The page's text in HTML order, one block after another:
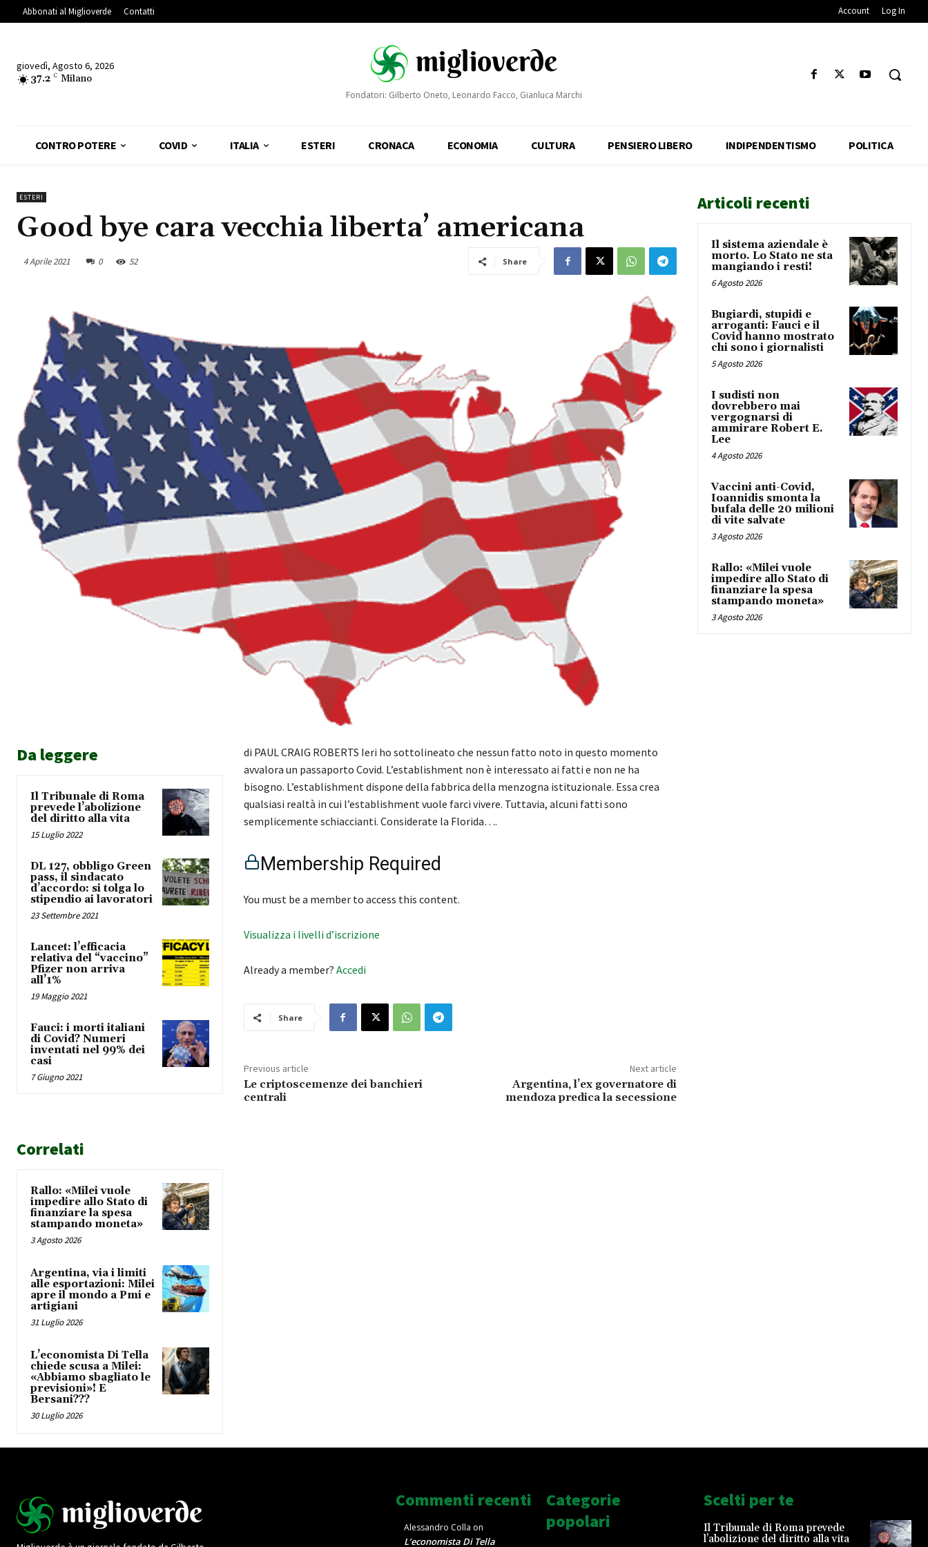
Abbonati al Miglioverde Contatti Account Log In
giovedì, Agosto 6, 2026
37.2 C Milano
Fondatori: Gilberto Oneto, Leonardo Facco, Gianluca Marchi
CONTRO POTERE COVID ITALIA ESTERI CRONACA ECONOMIA CULTURA PENSIERO LIBERO INDIPENDENTISMO POLITICA
ESTERI
Good bye cara vecchia liberta’ americana
4 Aprile 2021 0 52 Share
Da leggere
Il Tribunale di Roma
prevede l’abolizione
del diritto alla vita
15 Luglio 2022
DL 127, obbligo Green
pass, il sindacato
d’accordo: si tolga lo
stipendio ai lavoratori
23 Settembre 2021
Lancet: l’efficacia
relativa del “vaccino”
Pfizer non arriva
all’1%
19 Maggio 2021
Fauci: i morti italiani
di Covid? Numeri
inventati nel 99% dei
casi
7 Giugno 2021
di PAUL CRAIG ROBERTS Ieri ho sottolineato che nessun fatto noto in questo momento
avvalora un passaporto Covid. L’establishment non è interessato ai fatti e non ne ha
bisogno. L’establishment dispone della fabbrica della menzogna istituzionale. Essa crea
qualsiasi realtà in cui l’establishment vuole farci vivere. Tuttavia, alcuni fatti sono
semplicemente schiaccianti. Considerate la Florida….
Membership Required
You must be a member to access this content.
Visualizza i livelli d’iscrizione
Already a member? Accedi
Share
Previous article
Le criptoscemenze dei banchieri
centrali
Next article
Argentina, l’ex governatore di
mendoza predica la secessione
Correlati
Rallo: «Milei vuole
impedire allo Stato di
finanziare la spesa
stampando moneta»
3 Agosto 2026
Argentina, via i limiti
alle esportazioni: Milei
apre il mondo a Pmi e
artigiani
31 Luglio 2026
L’economista Di Tella
chiede scusa a Milei:
«Abbiamo sbagliato le
previsioni»! E
Bersani???
30 Luglio 2026
Articoli recenti
Il sistema aziendale è
morto. Lo Stato ne sta
mangiando i resti!
6 Agosto 2026
Bugiardi, stupidi e
arroganti: Fauci e il
Covid hanno mostrato
chi sono i giornalisti
5 Agosto 2026
I sudisti non
dovrebbero mai
vergognarsi di
ammirare Robert E.
Lee
4 Agosto 2026
Vaccini anti-Covid,
Ioannidis smonta la
bufala delle 20 milioni
di vite salvate
3 Agosto 2026
Rallo: «Milei vuole
impedire allo Stato di
finanziare la spesa
stampando moneta»
3 Agosto 2026
Commenti recenti
Alessandro Colla on
L’economista Di Tella
Categorie
popolari
Scelti per te
Il Tribunale di Roma prevede
l’abolizione del diritto alla vita